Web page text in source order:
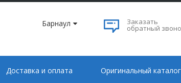
Барнаул Заказать
обратный
Доставка и оплата Оригинальный каталог